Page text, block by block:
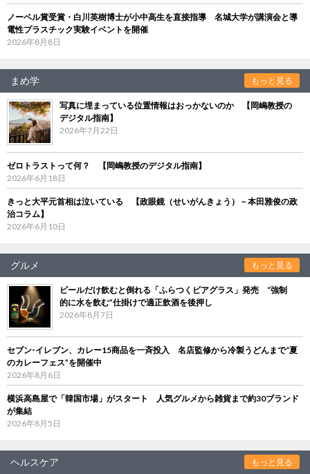
ノーベル賞受賞・白川英樹博士が小中高生を直接指導 名城大学が講演会と導
電性プラスチック実験イベントを開催
2026年8月8日
まめ学 もっと見る
写真に埋まっている位置情報はおっかないのか 【岡嶋教授の
デジタル指南】
2026年7月22日
ゼロトラストって何？ 【岡嶋教授のデジタル指南】
2026年6月18日
きっと大平元首相は泣いている 【政眼鏡（せいがんきょう）－本田雅俊の政
治コラム】
2026年6月10日
グルメ もっと見る
ビールだけ飲むと倒れる「ふらつくビアグラス」発売 “強制
的に水を飲む”仕掛けで適正飲酒を後押し
2026年8月7日
セブン‐イレブン、カレー15商品を一斉投入 名店監修から冷製うどんまで“夏
のカレーフェス”を開催中
2026年8月6日
横浜高島屋で「韓国市場」がスタート 人気グルメから雑貨まで約30ブランド
が集結
2026年8月5日
ヘルスケア もっと見る